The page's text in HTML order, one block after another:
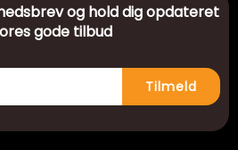
og hold dig opdateret
gode tilbud
Tilmeld